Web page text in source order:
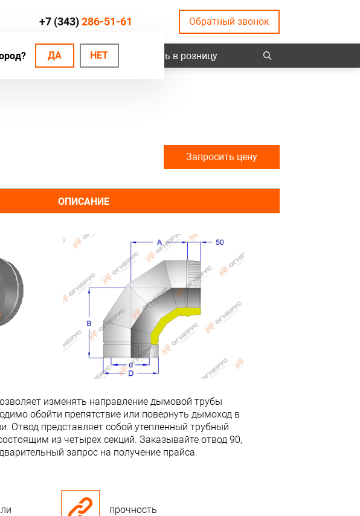
ДА НЕТ
+7 (343)286-51-61 Обратный звонок
Контакты Купить в розницу
Запросить цену
ОПИСАНИЕ
изменять направление дымовой трубы
обойти препятствие или повернуть дымоход в
Отвод представляет собой утепленный трубный
из четырех секций. Заказывайте отвод 90,
запрос на получение прайса.
прочность